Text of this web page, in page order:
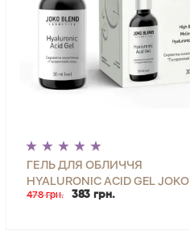
ГЕЛЬ ДЛЯ ОБЛИЧЧЯ
HYALURONIC ACID GEL JOKO
BLEND 30 МЛ
478 грн. 383 грн.